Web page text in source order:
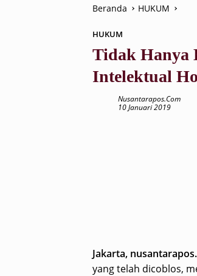
Beranda HUKUM
HUKUM
Tidak Hanya
Intelektual
Nusantarapos.com
10 Januari 2019
Jakarta,
yang telah dicoblos,